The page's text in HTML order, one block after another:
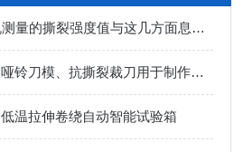
5吨电子拉力试验机测量的撕裂强度值与这几方面息息相关
K-QP试样切片机及哑铃刀模、抗撕裂裁刀用于制作哑铃试片
温拉伸卷绕自动智能试验箱